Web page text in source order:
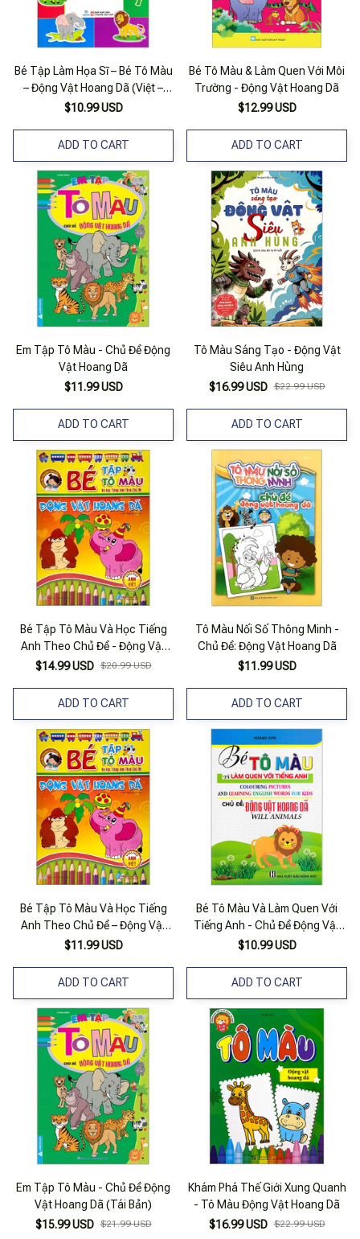
Bé Tập Làm Họa Sĩ – Bé Tô Màu
– Động Vật Hoang Dã (Việt –
Anh)
$10.99 USD
ADD TO CART
Bé Tô Màu & Làm Quen Với Môi
Trường - Động Vật Hoang Dã
$12.99 USD
ADD TO CART
Em Tập Tô Màu - Chủ Đề Động
Vật Hoang Dã
$11.99 USD
ADD TO CART
Tô Màu Sáng Tạo - Động Vật
Siêu Anh Hùng
$16.99 USD $22.99 USD
ADD TO CART
Bé Tập Tô Màu Và Học Tiếng
Anh Theo Chủ Đề - Động Vật
Hoang Dã
$14.99 USD $20.99 USD
ADD TO CART
Tô Màu Nối Số Thông Minh -
Chủ Đề: Động Vật Hoang Dã
$11.99 USD
ADD TO CART
Bé Tập Tô Màu Và Học Tiếng
Anh Theo Chủ Đề – Động Vật
Hoang Dã
$11.99 USD
ADD TO CART
Bé Tô Màu Và Làm Quen Với
Tiếng Anh - Chủ Đề Động Vật
Hoang Dã
$10.99 USD
ADD TO CART
Em Tập Tô Màu - Chủ Đề Động
Vật Hoang Dã (Tái Bản)
$15.99 USD $21.99 USD
Khám Phá Thế Giới Xung Quanh
- Tô Màu Động Vật Hoang Dã
$16.99 USD $22.99 USD